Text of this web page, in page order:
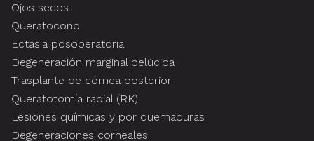
Ojos secos
Queratocono
Ectasia posoperatoria
Degeneración marginal pelúcida
Trasplante de córnea posterior
Queratotomía radial (RK)
Lesiones químicas y por quemaduras
Degeneraciones corneales